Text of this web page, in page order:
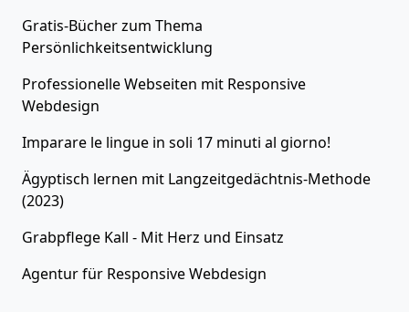
Gratis-Bücher zum Thema
Persönlichkeitsentwicklung
Professionelle Webseiten mit Responsive
Webdesign
Imparare le lingue in soli 17 minuti al giorno!
Ägyptisch lernen mit Langzeitgedächtnis-Methode
(2023)
Grabpflege Kall - Mit Herz und Einsatz
Agentur für Responsive Webdesign